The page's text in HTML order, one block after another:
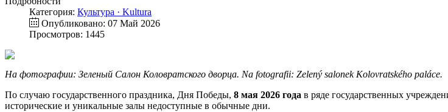
Категория: Культура · Kultura
Опубликовано: 07 Май 2026
Просмотров: 1445
На фотографии: Зеленый Салон Коловратского дворца. Na fotografii: Zelený salonek Kolovratského paláce.
По случаю государственного праздника, Дня Победы, 8 мая 2026 года в ряде государственных
исторические и уникальные залы недоступные в обычные дни.